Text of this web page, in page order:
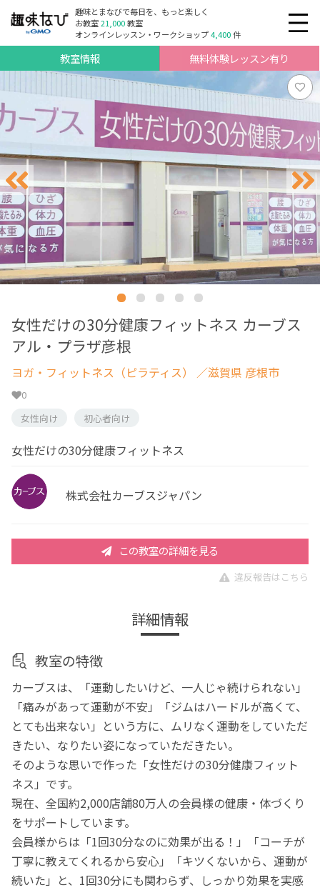
趣味とまなびで毎日を、もっと楽しく
お教室21,000教室
オンラインレッスン・ワークショップ4,400件
教室情報 無料体験レッスン有り
女性だけの30分健康フィットネス カーブス
アル・プラザ彦根
ヨガ・フィットネス（ピラティス） ／滋賀県 彦根市
0
女性向け
初心者向け
女性だけの30分健康フィットネス
株式会社カーブスジャパン
この教室の詳細を見る
違反報告はこちら
詳細情報
教室の特徴
カーブスは、「運動したいけど、一人じゃ続けられない」
「痛みがあって運動が不安」「ジムはハードルが高くて、
とても出来ない」という方に、ムリなく運動をしていただ
きたい、なりたい姿になっていただきたい。
そのような思いで作った「女性だけの30分健康フィット
ネス」です。
現在、全国約2,000店舗80万人の会員様の健康・体づくり
をサポートしています。
会員様からは「1回30分なのに効果が出る！」「コーチが
丁寧に教えてくれるから安心」「キツくないから、運動が
続いた」と、1回30分にも関わらず、しっかり効果を実感